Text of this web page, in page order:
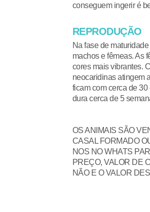
conseguem ingerir é
REPRODUÇÃO
Na fase de
machos e fêmeas. As
cores mais vibrantes.
neocaridinas atingem
ficam com cerca de
dura cerca de 5
OS ANIMAIS SÃO
CASAL FORMADO
NOS NO WHATS
PREÇO, VALOR DE
NÃO E O VALOR